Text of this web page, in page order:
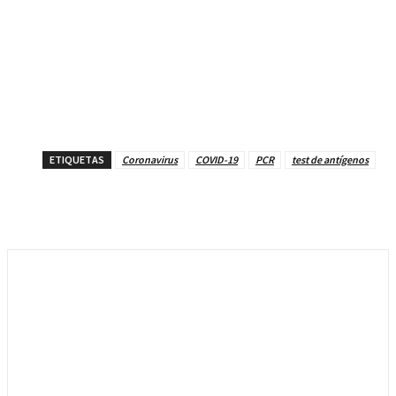
ETIQUETAS Coronavirus COVID-19 PCR test de antígenos